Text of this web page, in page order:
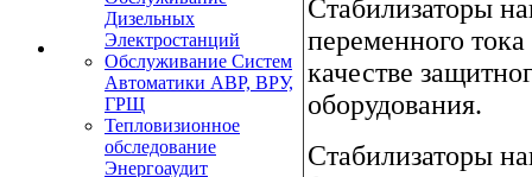
Дизельных
Электростанций
Обслуживание Систем
Автоматики АВР, ВРУ,
ГРЩ
Тепловизионное
обследование
Энергоаудит
Стабилизаторы
переменного
качестве
оборудования.
Стабилизаторы